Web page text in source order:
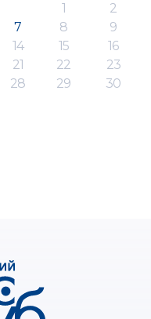
1
2
7 8
9
14 15
16
21 22
23
28 29
30